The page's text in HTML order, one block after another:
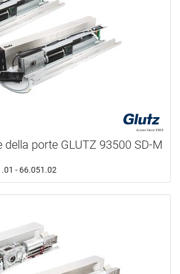
porte GLUTZ 93500 SD-M
- 66.051.02